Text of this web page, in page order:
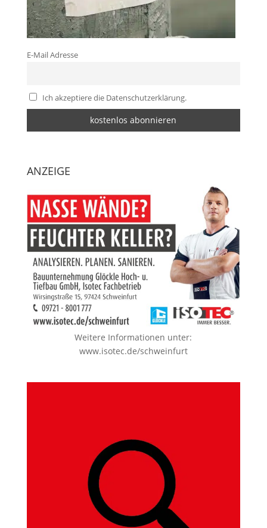
E-Mail Adresse
Ich akzeptiere die Datenschutzerklärung.
ANZEIGE
Weitere Informationen unter:
www.isotec.de/schweinfurt